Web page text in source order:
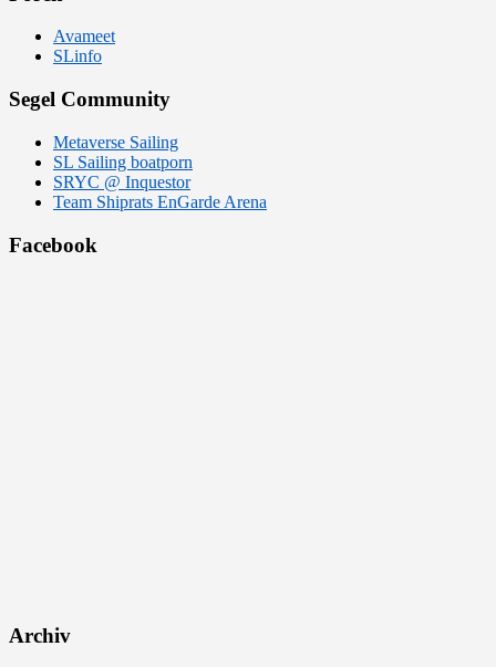
Avameet
SLinfo
Segel Community
Metaverse Sailing
SL Sailing boatporn
SRYC @ Inquestor
Team Shiprats EnGarde Arena
Facebook
Archiv